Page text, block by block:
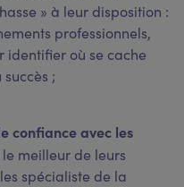
» à leur disposition :
professionnels,
identifier où se cache
;
confiance avec les
meilleur de leurs
spécialiste de la